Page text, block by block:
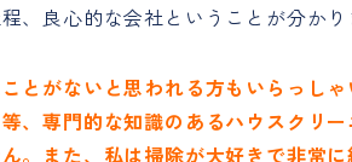
、良心的な会社ということが分かり
とがないと思われる方もいらっしゃ
、専門的な知識のあるハウスクリ
。また、私は掃除が大好きで非常